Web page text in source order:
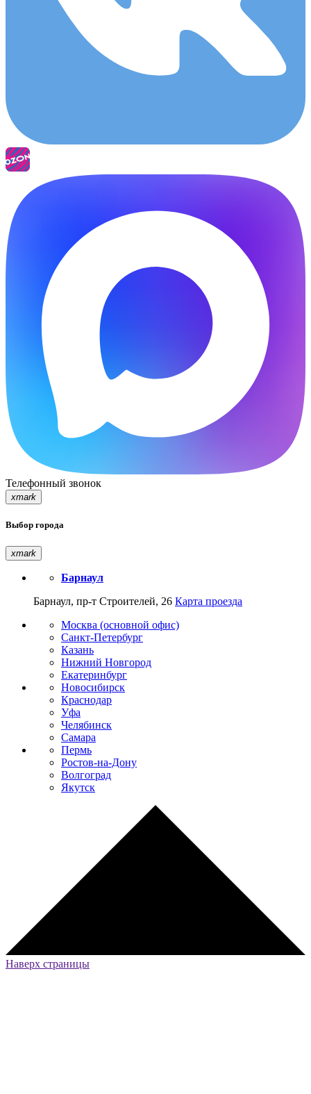
Телефонный звонок
xmark
Выбор города
xmark
Барнаул
Барнаул, пр-т Строителей, 26 Карта проезда
Москва (основной офис)
Санкт-Петербург
Казань
Нижний Новгород
Екатеринбург
Новосибирск
Краснодар
Уфа
Челябинск
Самара
Пермь
Ростов-на-Дону
Волгоград
Якутск
Наверх страницы